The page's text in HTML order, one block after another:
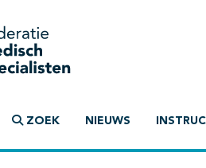
ZOEK NIEUWS